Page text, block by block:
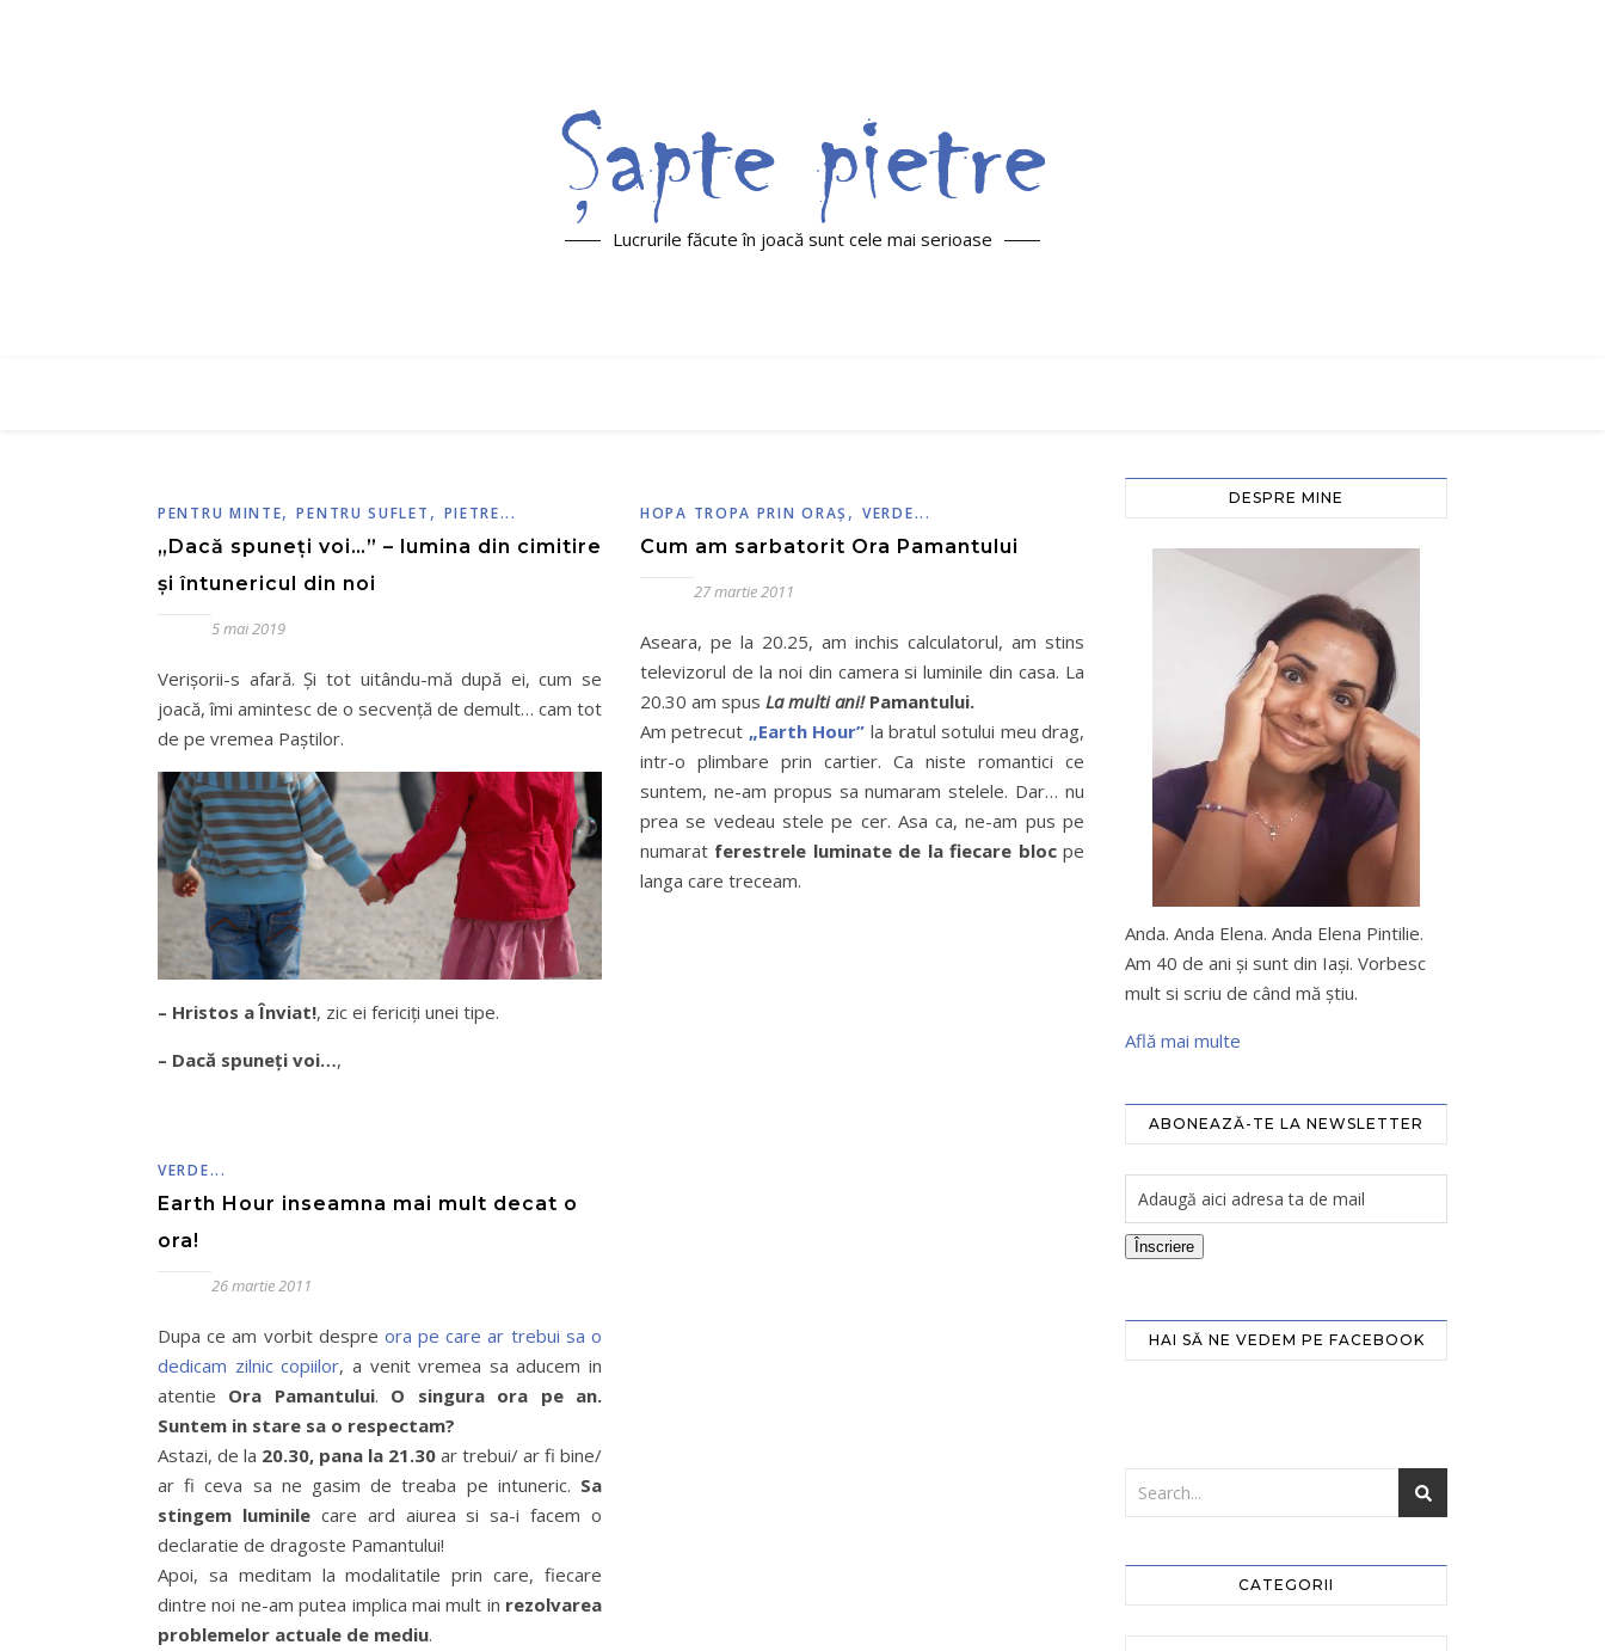
Lucrurile făcute în joacă sunt cele mai serioase
PENTRU MINTE,PENTRU SUFLET , PIETRE...
„Dacă spuneți voi…” – lumina din cimitire
și întunericul din noi
5 mai 2019
Verișorii-s afară. Și tot uitându-mă după ei, cum se
joacă, îmi amintesc de o secvență de demult… cam tot
de pe vremea Paștilor.
– Hristos a Înviat!, zic ei fericiți unei tipe.
– Dacă spuneți voi…,
HOPA TROPA PRIN ORAŞ , VERDE...
Cum am sarbatorit Ora Pamantului
27 martie 2011
Aseara, pe la 20.25, am inchis calculatorul, am stins
televizorul de la noi din camera si luminile din casa. La
20.30 am spus La multi ani!Pamantului.
Am petrecut „Earth Hour” la bratul sotului meu drag,
intr-o plimbare prin cartier. Ca niste romantici ce
suntem, ne-am propus sa numaram stelele. Dar… nu
prea se vedeau stele pe cer. Asa ca, ne-am pus pe
numarat ferestrele luminate de la fiecare blocpe
langa care treceam.
VERDE...
Earth Hour inseamna mai mult decat o
ora!
26 martie 2011
Dupa ce am vorbit despre ora pe care ar trebui sa o
dedicam zilnic copiilor, a venit vremea sa aducem in
atentie Ora Pamantului. O singura ora pe an.
Suntem in stare sa o respectam?
Astazi, de la 20.30, pana la 21.30 ar trebui/ ar fi bine/
ar fi ceva sa ne gasim de treaba pe intuneric. Sa
stingem luminilecare ard aiurea si sa-i facem o
declaratie de dragoste Pamantului!
Apoi, sa meditam la modalitatile prin care, fiecare
dintre noi ne-am putea implica mai mult in rezolvarea
problemelor actuale de mediu.
DESPRE MINE
Anda. Anda Elena. Anda Elena Pintilie.
Am 40 de ani şi sunt din Iaşi. Vorbesc
mult si scriu de când mă ştiu.
Află mai multe
ABONEAZĂ-TE LA NEWSLETTER
Înscriere
HAI SĂ NE VEDEM PE FACEBOOK
CATEGORII